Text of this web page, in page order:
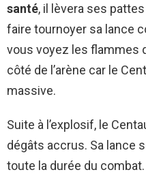
santé, il lèvera ses
faire tournoyer sa lance
vous voyez les flammes
côté de l’arène car le
massive.
Suite à l’explosif, le
dégâts accrus. Sa lance
toute la durée du combat.